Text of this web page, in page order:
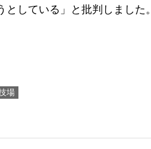
している」と批判しました。
場